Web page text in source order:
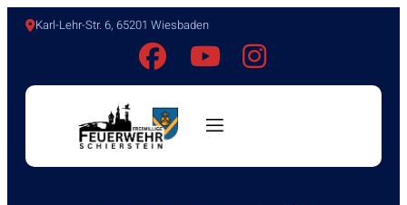
Karl-Lehr-Str. 6, 65201 Wiesbaden